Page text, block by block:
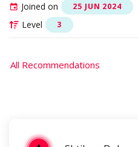
Joined on
25 JUN 2024
Level 3
All Recommendations